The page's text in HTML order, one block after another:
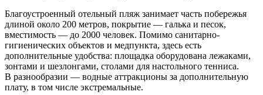
Благоустроенный отельный пляж занимает часть побережья
длиной около 200 метров, покрытие — галька и песок,
вместимость — до 2000 человек. Помимо санитарно-
гигиенических объектов и медпункта, здесь есть
дополнительные удобства: площадка оборудована лежаками,
зонтами и шезлонгами, столами для настольного тенниса.
В разнообразии — водные аттракционы за дополнительную
плату, в том числе экстремальные.